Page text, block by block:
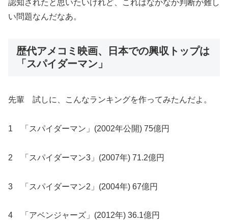
認知されたと思いたいけれど、これはなかなか判断が難し
い問題なんだなあ。
歴代アメコミ映画、日本での興収トップは
「スパイダーマン」
先輩 試しに、こんなランキングを作ってみたんだよ。
1 「スパイダーマン」(2002年公開) 75億円
2 「スパイダーマン3」(2007年) 71.2億円
3 「スパイダーマン2」(2004年) 67億円
4 「アベンジャーズ」(2012年) 36.1億円